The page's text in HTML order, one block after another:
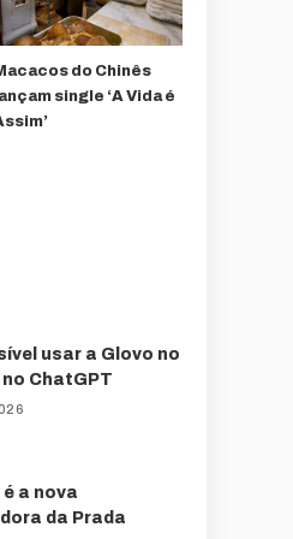
do Chinês
lançam single ‘A Vida é
usar a Glovo no
no ChatGPT
a nova
da Prada